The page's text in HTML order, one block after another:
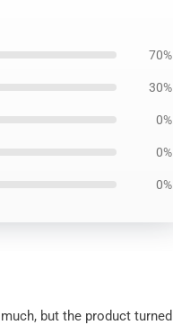
70%
30%
0%
0%
0%
but the product turned